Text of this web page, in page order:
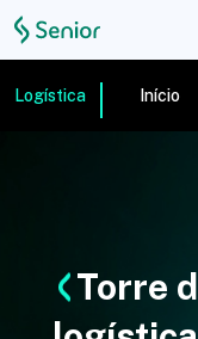
Logística Início
Torre